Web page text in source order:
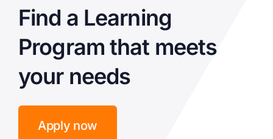
Find a Learning
Program that meets
your needs
Apply now